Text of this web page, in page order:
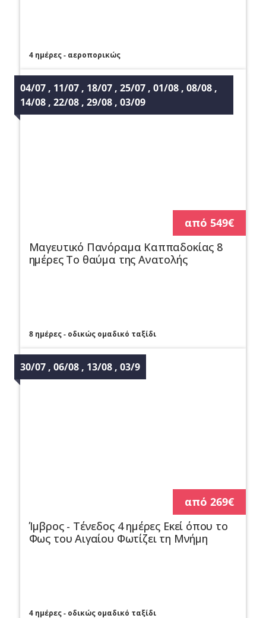
4 ημέρες - αεροπορικώς
από 549€
04/07 , 11/07 , 18/07 , 25/07 , 01/08 , 08/08 ,
14/08 , 22/08 , 29/08 , 03/09
Μαγευτικό Πανόραμα Καππαδοκίας 8
ημέρες Το θαύμα της Ανατολής
8 ημέρες - οδικώς ομαδικό ταξίδι
από 269€
30/07 , 06/08 , 13/08 , 03/9
Ίμβρος - Τένεδος 4 ημέρες Εκεί όπου το
Φως του Αιγαίου Φωτίζει τη Μνήμη
4 ημέρες - οδικώς ομαδικό ταξίδι